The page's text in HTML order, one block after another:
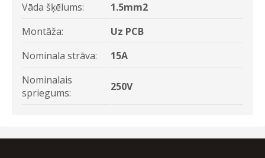
Vāda šķēlums:
1.5mm2
Montāža:
Uz PCB
Nominala strāva:
15A
Nominalais
spriegums:
250V